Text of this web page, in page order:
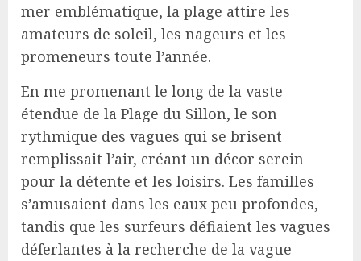
mer emblématique, la plage attire les
amateurs de soleil, les nageurs et les
promeneurs toute l’année.
En me promenant le long de la vaste
étendue de la Plage du Sillon, le son
rythmique des vagues qui se brisent
remplissait l’air, créant un décor serein
pour la détente et les loisirs. Les familles
s’amusaient dans les eaux peu profondes,
tandis que les surfeurs défiaient les vagues
déferlantes à la recherche de la vague